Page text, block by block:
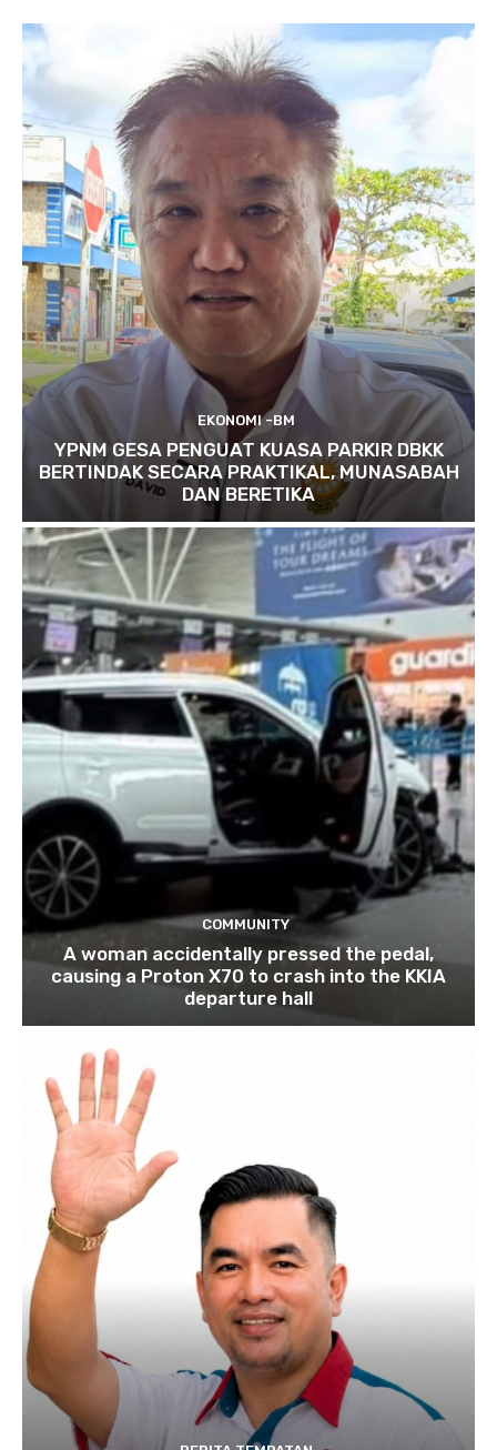
EKONOMI -BM
YPNM GESA PENGUAT KUASA PARKIR DBKK
BERTINDAK SECARA PRAKTIKAL, MUNASABAH
DAN BERETIKA
COMMUNITY
A woman accidentally pressed the pedal,
causing a Proton X70 to crash into the KKIA
departure hall